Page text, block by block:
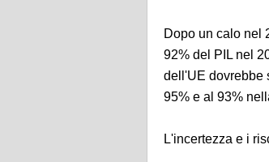
Dopo un calo nel
92% del PIL nel
dell'UE dovrebbe
95% e al 93%
L'incertezza e i